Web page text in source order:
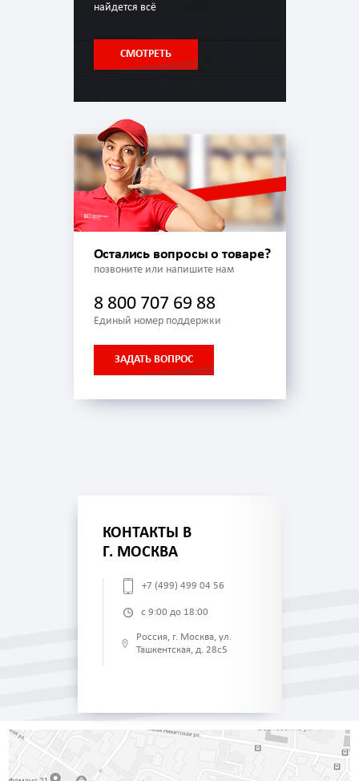
найдется всё
СМОТРЕТЬ
Остались вопросы о товаре?
позвоните или напишите нам
8 800 707 69 88
Единый номер поддержки
ЗАДАТЬ ВОПРОС
КОНТАКТЫ В
Г. МОСКВА
+7 (499) 499 04 56
с 9:00 до 18:00
Россия, г. Москва, ул.
Ташкентская, д. 28с5